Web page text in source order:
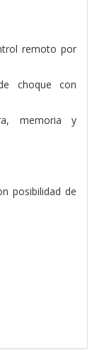
remoto por
choque con
memoria y
posibilidad de